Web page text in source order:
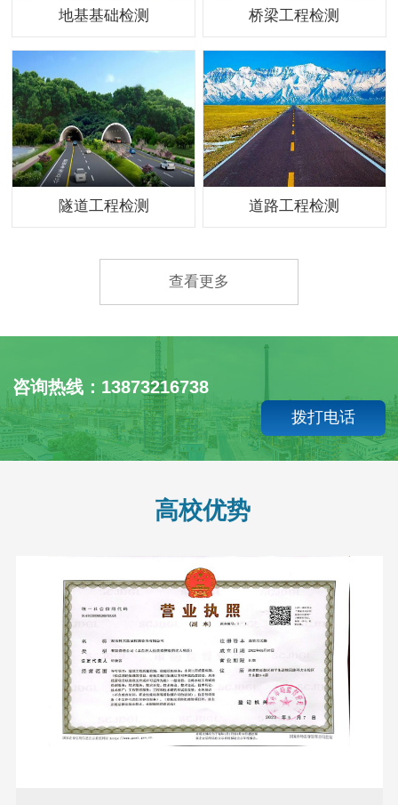
地基基础检测 桥梁工程检测
隧道工程检测 道路工程检测
查看更多
咨询热线：13873216738
拨打电话
高校优势